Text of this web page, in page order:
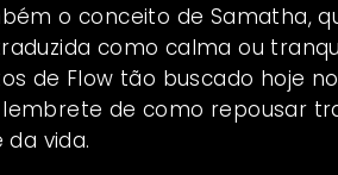
o conceito de Samatha,
como calma ou
de Flow tão buscado hoje
de como repousar
vida.